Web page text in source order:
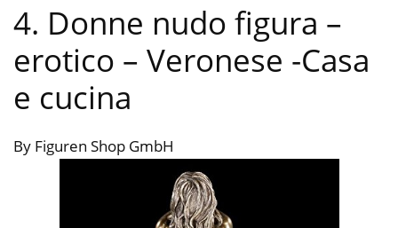
4. Donne nudo figura –
erotico – Veronese -Casa
e cucina
By Figuren Shop GmbH